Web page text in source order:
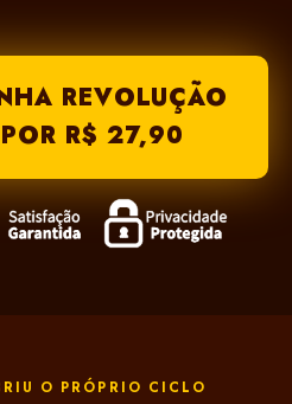
REVOLUÇÃO
R$ 27,90
O PRÓPRIO CICLO